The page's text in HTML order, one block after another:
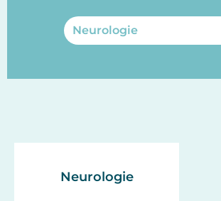
Neurologie
Neurologie